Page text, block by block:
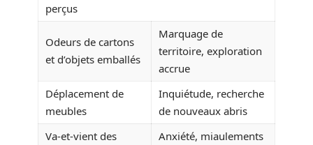
perçus
Odeurs de cartons
et d’objets emballés
Marquage de
territoire, exploration
accrue
Déplacement de
meubles
Inquiétude, recherche
de nouveaux abris
Va-et-vient des
Anxiété, miaulements